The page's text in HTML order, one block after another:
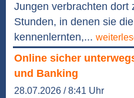
Jungen verbrachten dort
Stunden, in denen sie
kennenlernten,...
Online sicher
und Banking
28.07.2026 / 8:41 Uhr